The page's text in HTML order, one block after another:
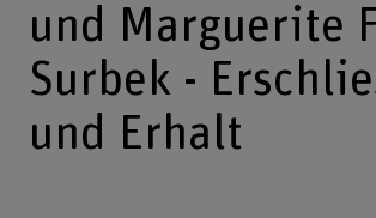
und Marguerite
Surbek -
und Erhalt